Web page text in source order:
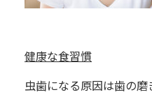
健康な食習慣
虫歯になる原因は歯の